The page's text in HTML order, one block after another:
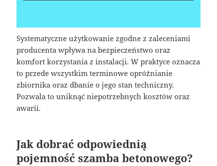
Systematyczne użytkowanie zgodne z zaleceniami
producenta wpływa na bezpieczeństwo oraz
komfort korzystania z instalacji. W praktyce oznacza
to przede wszystkim terminowe opróżnianie
zbiornika oraz dbanie o jego stan techniczny.
Pozwala to uniknąć niepotrzebnych kosztów oraz
awarii.
Jak dobrać odpowiednią
pojemność szamba betonowego?